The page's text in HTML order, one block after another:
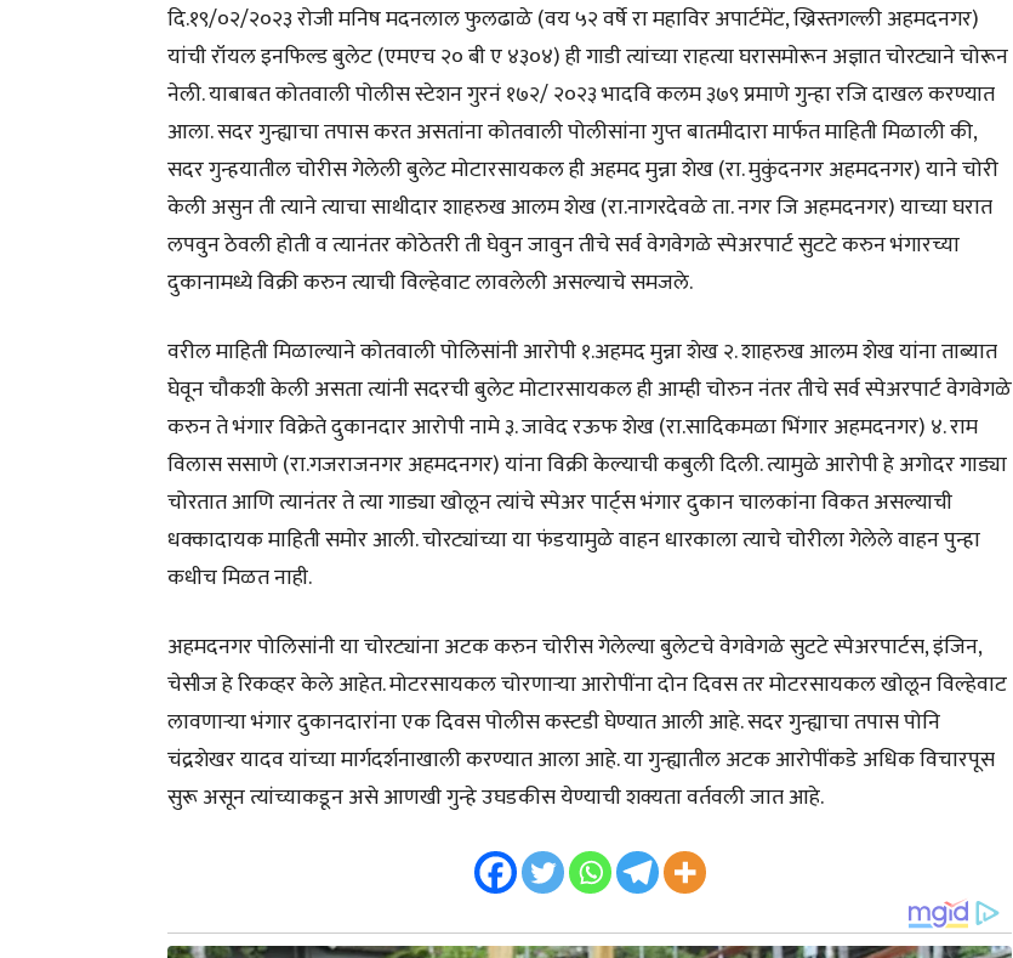
दि.१९/०२/२०२३ रोजी मनिष मदनलाल फुलढाळे (वय ५२ वर्षे रा महाविर अपार्टमेंट, ख्रिस्तगल्ली अहमदनगर)
यांची रॉयल इनफिल्ड बुलेट (एमएच २० बी ए ४३०४) ही गाडी त्यांच्या राहत्या घरासमोरून अज्ञात चोरट्याने चोरून
नेली. याबाबत कोतवाली पोलीस स्टेशन गुरनं १७२/ २०२३ भादवि कलम ३७९ प्रमाणे गुन्हा रजि दाखल करण्यात
आला. सदर गुन्ह्याचा तपास करत असतांना कोतवाली पोलीसांना गुप्त बातमीदारा मार्फत माहिती मिळाली की,
सदर गुन्हयातील चोरीस गेलेली बुलेट मोटारसायकल ही अहमद मुन्ना शेख (रा. मुकुंदनगर अहमदनगर) याने चोरी
केली असुन ती त्याने त्याचा साथीदार शाहरुख आलम शेख (रा.नागरदेवळे ता. नगर जि अहमदनगर) याच्या घरात
लपवुन ठेवली होती व त्यानंतर कोठेतरी ती घेवुन जावुन तीचे सर्व वेगवेगळे स्पेअरपार्ट सुटटे करुन भंगारच्या
दुकानामध्ये विक्री करुन त्याची विल्हेवाट लावलेली असल्याचे समजले.
वरील माहिती मिळाल्याने कोतवाली पोलिसांनी आरोपी १.अहमद मुन्ना शेख २. शाहरुख आलम शेख यांना ताब्यात
घेवून चौकशी केली असता त्यांनी सदरची बुलेट मोटारसायकल ही आम्ही चोरुन नंतर तीचे सर्व स्पेअरपार्ट वेगवेगळे
करुन ते भंगार विक्रेते दुकानदार आरोपी नामे ३. जावेद रऊफ शेख (रा.सादिकमळा भिंगार अहमदनगर) ४. राम
विलास ससाणे (रा.गजराजनगर अहमदनगर) यांना विक्री केल्याची कबुली दिली. त्यामुळे आरोपी हे अगोदर गाड्या
चोरतात आणि त्यानंतर ते त्या गाड्या खोलून त्यांचे स्पेअर पार्ट्स भंगार दुकान चालकांना विकत असल्याची
धक्कादायक माहिती समोर आली. चोरट्यांच्या या फंडयामुळे वाहन धारकाला त्याचे चोरीला गेलेले वाहन पुन्हा
कधीच मिळत नाही.
अहमदनगर पोलिसांनी या चोरट्यांना अटक करुन चोरीस गेलेल्या बुलेटचे वेगवेगळे सुटटे स्पेअरपार्टस, इंजिन,
चेसीज हे रिकव्हर केले आहेत. मोटरसायकल चोरणाऱ्या आरोपींना दोन दिवस तर मोटरसायकल खोलून विल्हेवाट
लावणाऱ्या भंगार दुकानदारांना एक दिवस पोलीस कस्टडी घेण्यात आली आहे. सदर गुन्ह्याचा तपास पोनि
चंद्रशेखर यादव यांच्या मार्गदर्शनाखाली करण्यात आला आहे. या गुन्ह्यातील अटक आरोपींकडे अधिक विचारपूस
सुरू असून त्यांच्याकडून असे आणखी गुन्हे उघडकीस येण्याची शक्यता वर्तवली जात आहे.